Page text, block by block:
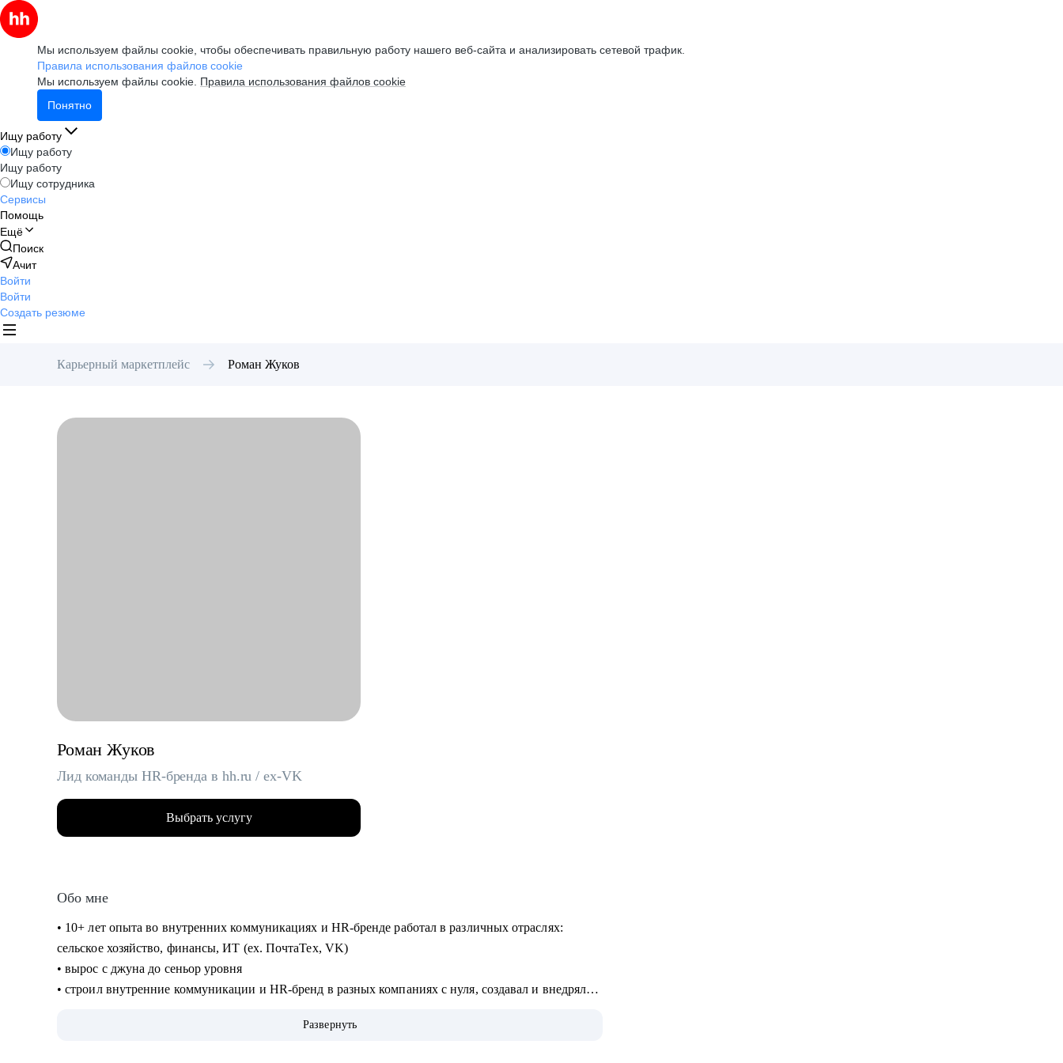
Мы используем файлы cookie, чтобы обеспечивать правильную работу нашего веб-сайта и анализировать сетевой трафик.
Правила использования файлов cookie
Мы используем файлы cookie. Правила использования файлов cookie
Понятно
Ищу работу
Ищу работу
Ищу работу
Ищу сотрудника
Сервисы
Помощь
Ещё
Поиск
Ачит
Войти
Войти
Создать резюме
Карьерный маркетплейс Роман Жуков
Роман Жуков
Лид команды HR-бренда в hh.ru / ex-VK
Выбрать услугу
Обо мне
• 10+ лет опыта во внутренних коммуникациях и HR-бренде работал в различных отраслях:
сельское хозяйство, финансы, ИТ (ех. ПочтаТех, VK)
• вырос с джуна до сеньор уровня
• строил внутренние коммуникации и HR-бренд в разных компаниях с нуля, создавал и внедрял
• организовывал различные мероприятия от 10 до 1000 человек для внешних и внутренних
Развернуть